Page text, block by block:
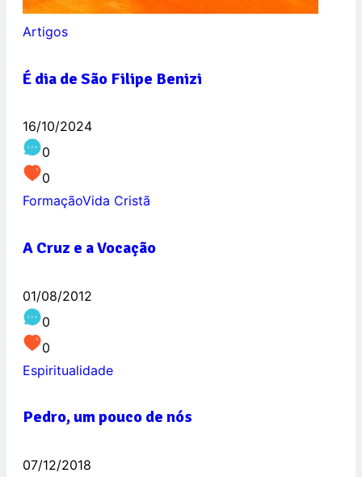
Artigos
É dia de São Filipe Benizi
16/10/2024
0
0
FormaçãoVida Cristã
A Cruz e a Vocação
01/08/2012
0
0
Espiritualidade
Pedro, um pouco de nós
07/12/2018